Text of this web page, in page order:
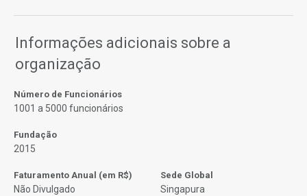
Informações adicionais sobre a
organização
Número de Funcionários
1001 a 5000 funcionários
Fundação
2015
Faturamento Anual (em R$)
Não Divulgado
Sede Global
Singapura